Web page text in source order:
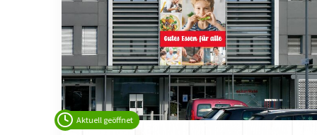
Aktuell geöffnet